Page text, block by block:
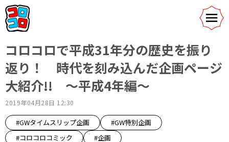
コロコロで平成31年分の歴史を振り
返り！ 時代を刻み込んだ企画ページ
大紹介!! ～平成4年編～
2019年04月28日 12:30
#GWタイムスリップ企画
#GW特別企画
#コロコロコミック
#企画